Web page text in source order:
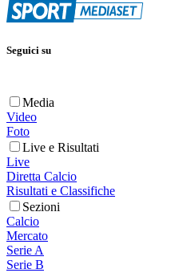
Seguici su
Media
Video
Foto
Live e Risultati
Live
Diretta Calcio
Risultati e Classifiche
Sezioni
Calcio
Mercato
Serie A
Serie B